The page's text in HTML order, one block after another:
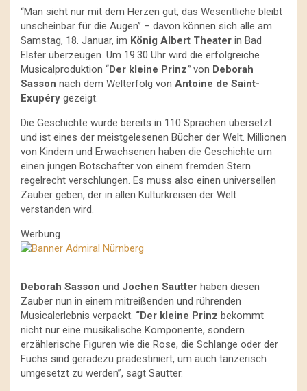
“Man sieht nur mit dem Herzen gut, das Wesentliche bleibt
unscheinbar für die Augen” – davon können sich alle am
Samstag, 18. Januar, im König Albert Theater in Bad
Elster überzeugen. Um 19.30 Uhr wird die erfolgreiche
Musicalproduktion “Der kleine Prinz”von Deborah
Sasson nach dem Welterfolg von Antoine de Saint-
Exupéry gezeigt.
Die Geschichte wurde bereits in 110 Sprachen übersetzt
und ist eines der meistgelesenen Bücher der Welt. Millionen
von Kindern und Erwachsenen haben die Geschichte um
einen jungen Botschafter von einem fremden Stern
regelrecht verschlungen. Es muss also einen universellen
Zauber geben, der in allen Kulturkreisen der Welt
verstanden wird.
Werbung
Deborah Sasson und Jochen Sautter haben diesen
Zauber nun in einem mitreißenden und rührenden
Musicalerlebnis verpackt. “Der kleine Prinz bekommt
nicht nur eine musikalische Komponente, sondern
erzählerische Figuren wie die Rose, die Schlange oder der
Fuchs sind geradezu prädestiniert, um auch tänzerisch
umgesetzt zu werden”, sagt Sautter.